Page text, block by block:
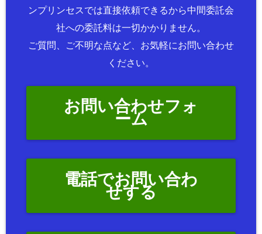
ンプリンセスでは直接依頼できるから中間委託会
社への委託料は一切かかりません。
ご質問、ご不明な点など、お気軽にお問い合わせ
ください。
お問い合わせフォ
ーム
電話でお問い合わ
せする